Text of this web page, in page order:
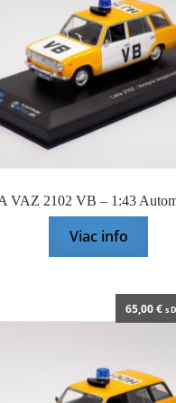
VAZ 2102 VB – 1:43
Viac info
65,00€ s